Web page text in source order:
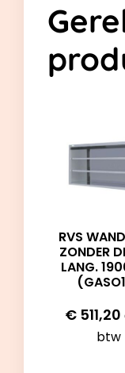
RVS
ZONDER
LANG.
€ 511,20
btw